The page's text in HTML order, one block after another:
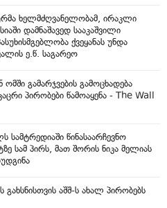
ხელმძღვანელობამ, ირაკლი
დამნაშავედ სააკაშვილი
ქვეყანას უნდა
ე.წ. საგარეო
გამარჯვების გამოცხადება
პირობები წამოაყენა - The Wall
წინასაარჩევნო
სამ პირს, მათ შორის ნიკა მელიას
აშშ-ს ახალ პირობებს